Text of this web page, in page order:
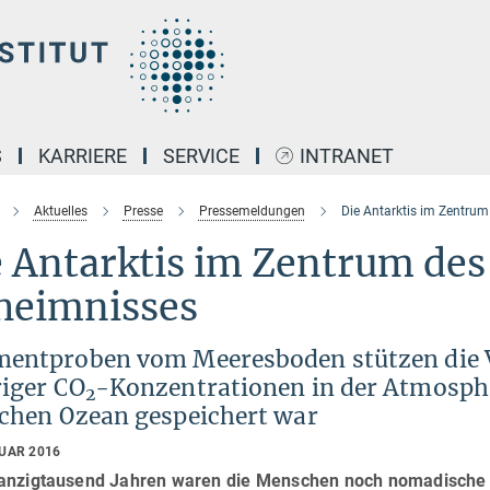
KARRIERE SERVICE INTRANET
Aktuelles Presse Pressemeldungen Die Antarktis im
Antarktis im Zentrum
vom Meeresboden stützen
CO2-Konzentrationen in der
Ozean gespeichert war
2016
Jahren waren die Menschen noch